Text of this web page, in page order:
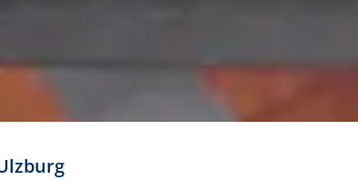
Daraus ergeben sich für gängige Formate